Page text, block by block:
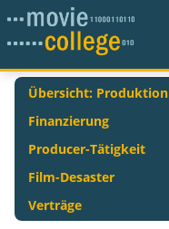
Übersicht: Produktion
Finanzierung
Producer-Tätigkeit
Film-Desaster
Verträge